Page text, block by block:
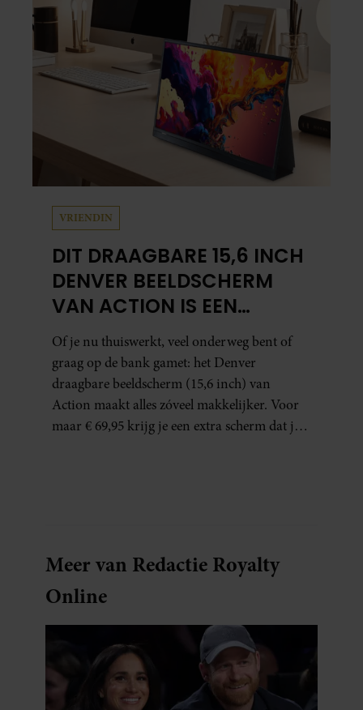
VRIENDIN
DIT DRAAGBARE 15,6 INCH
DENVER BEELDSCHERM
VAN ACTION IS EEN
GAMECHANGER VOOR
THUISWERKERS ÉN BINGE-
WATCHERS
Of je nu thuiswerkt, veel onderweg bent of
graag op de bank gamet: het Denver
draagbare beeldscherm (15,6 inch) van
Action maakt alles zóveel makkelijker. Voor
maar € 69,95 krijg je een extra scherm dat je
Meer van Redactie Royalty
Online